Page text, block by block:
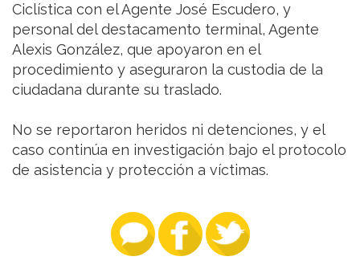
Ciclística con el Agente José Escudero, y
personal del destacamento terminal, Agente
Alexis González, que apoyaron en el
procedimiento y aseguraron la custodia de la
ciudadana durante su traslado.
No se reportaron heridos ni detenciones, y el
caso continúa en investigación bajo el protocolo
de asistencia y protección a víctimas.